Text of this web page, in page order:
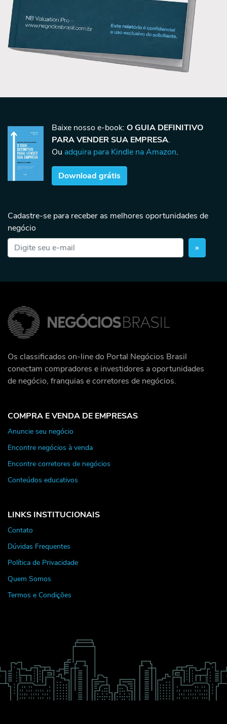
Baixe nosso e-book: O GUIA DEFINITIVO
PARA VENDER SUA EMPRESA.
Ou adquira para Kindle na Amazon.
Download grátis
Cadastre-se para receber as melhores oportunidades de
negócio
»
Os classificados on-line do Portal Negócios Brasil
conectam compradores e investidores a oportunidades
de negócio, franquias e corretores de negócios.
COMPRA E VENDA DE EMPRESAS
Anuncie seu negócio
Encontre negócios à venda
Encontre corretores de negócios
Conteúdos educativos
LINKS INSTITUCIONAIS
Contato
Dúvidas Frequentes
Política de Privacidade
Quem Somos
Termos e Condições